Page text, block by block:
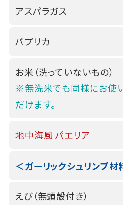
アスパラガス
パプリカ
お米（洗っていないもの）
※無洗米でも同様にお使
だけます。
地中海風 パエリア
＜ガーリックシュリンプ材
えび（無頭殻付き）